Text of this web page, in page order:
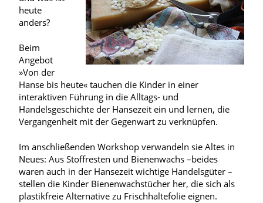
heute
anders?
Beim
Angebot
»Von der
Hanse bis heute« tauchen die Kinder in einer
interaktiven Führung in die Alltags- und
Handelsgeschichte der Hansezeit ein und lernen, die
Vergangenheit mit der Gegenwart zu verknüpfen.
Im anschließenden Workshop verwandeln sie Altes in
Neues: Aus Stoffresten und Bienenwachs –beides
waren auch in der Hansezeit wichtige Handelsgüter –
stellen die Kinder Bienenwachstücher her, die sich als
plastikfreie Alternative zu Frischhaltefolie eignen.